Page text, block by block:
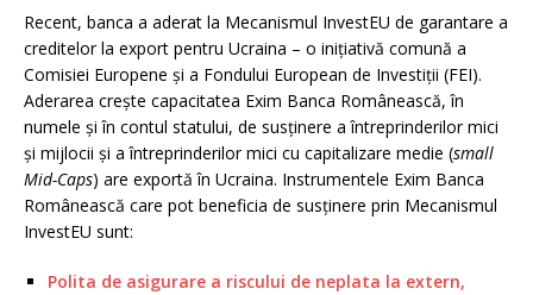
Recent, banca a aderat la Mecanismul InvestEU de garantare a
creditelor la export pentru Ucraina – o inițiativă comună a
Comisiei Europene și a Fondului European de Investiții (FEI).
Aderarea crește capacitatea Exim Banca Românească, în
numele și în contul statului, de susținere a întreprinderilor mici
și mijlocii și a întreprinderilor mici cu capitalizare medie (small
Mid-Caps) are exportă în Ucraina. Instrumentele Exim Banca
Românească care pot beneficia de susținere prin Mecanismul
InvestEU sunt:
Polita de asigurare a riscului de neplata la extern,